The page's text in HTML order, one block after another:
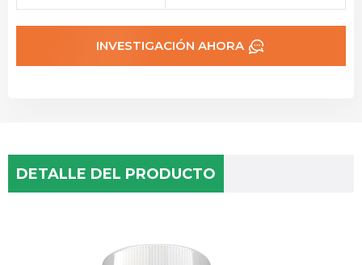
INVESTIGACIÓN AHORA
DETALLE DEL PRODUCTO